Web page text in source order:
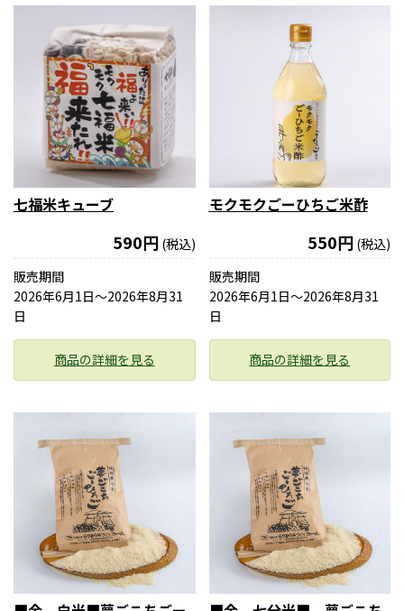
七福米キューブ
590円 (税込)
販売期間
2026年6月1日〜2026年8月31
日
商品の詳細を見る
モクモクごーひちご米酢
550円 (税込)
販売期間
2026年6月1日〜2026年8月31
日
商品の詳細を見る